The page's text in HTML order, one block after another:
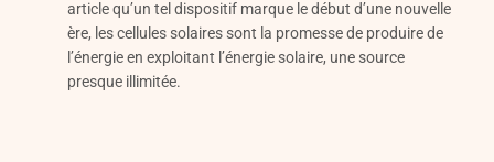
article qu’un tel dispositif marque le début d’une nouvelle
ère, les cellules solaires sont la promesse de produire de
l’énergie en exploitant l’énergie solaire, une source
presque illimitée.